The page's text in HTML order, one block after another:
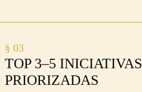
§ 03
TOP 3–5 INICIATIVAS
PRIORIZADAS